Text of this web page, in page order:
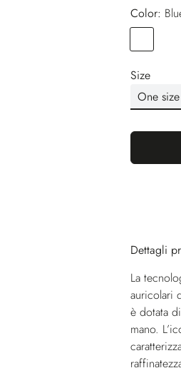
Color:
Size
One size
Dettagli
La
auricolari
è dotata
mano.